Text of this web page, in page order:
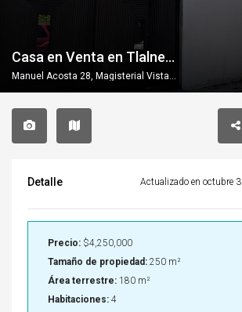
Casa en Venta en Tlalnepantla, Cerca de Mundo E.
Manuel Acosta 28, Magisterial Vista Bella, Tlalnepantla, Edo Mex
Detalle Actualizado en octubre
Precio: $4,250,000
Tamaño de propiedad: 250 m²
Área terrestre: 180 m²
Habitaciones: 4